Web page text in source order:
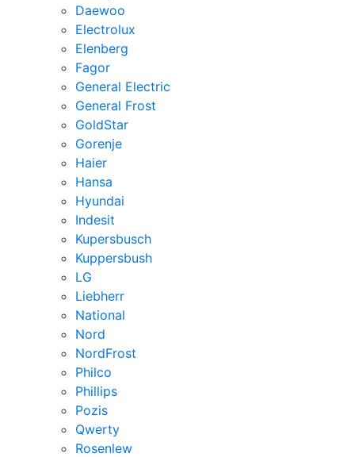
Daewoo
Electrolux
Elenberg
Fagor
General Electric
General Frost
GoldStar
Gorenje
Haier
Hansa
Hyundai
Indesit
Kupersbusch
Kuppersbush
LG
Liebherr
National
Nord
NordFrost
Philco
Phillips
Pozis
Qwerty
Rosenlew